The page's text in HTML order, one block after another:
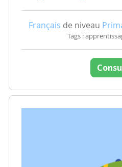
Français de niveau
Tags :